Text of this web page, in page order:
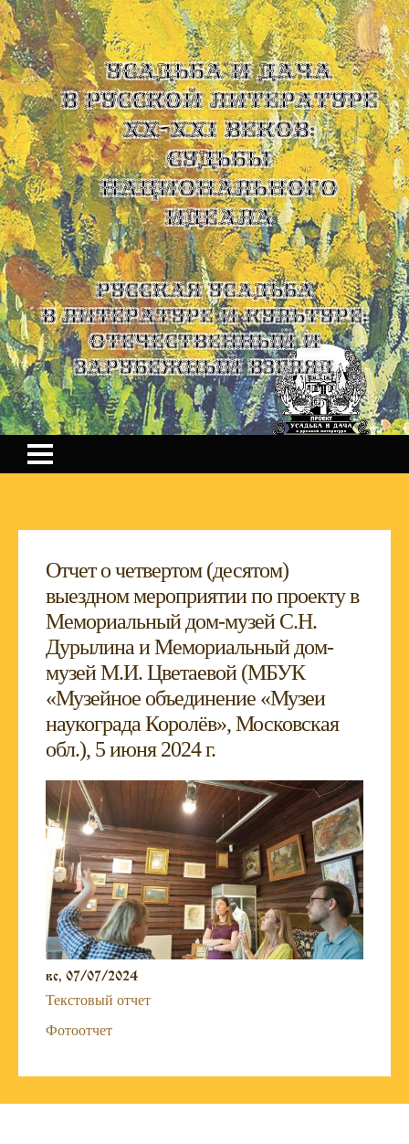
УСАДЬБА И ДАЧА
В РУССКОЙ ЛИТЕРАТУРЕ
XX-XXI ВЕКОВ:
СУДЬБЫ
НАЦИОНАЛЬНОГО
ИДЕАЛА
Русская усадьба
в литературе и культуре:
отечественный и
зарубежный взгляд
Отчет о четвертом (десятом)
выездном мероприятии по проекту в
Мемориальный дом-музей С.Н.
Дурылина и Мемориальный дом-
музей М.И. Цветаевой (МБУК
«Музейное объединение «Музеи
наукограда Королёв», Московская
обл.), 5 июня 2024 г.
вс, 07/07/2024
Текстовый отчет
Фотоотчет